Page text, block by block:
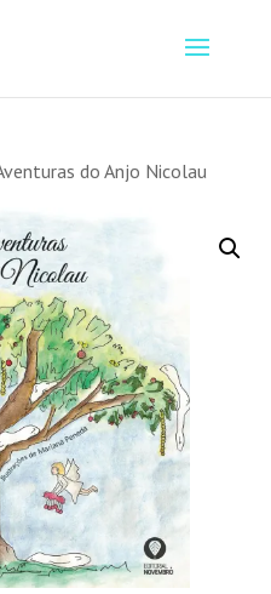
do Anjo Nicolau